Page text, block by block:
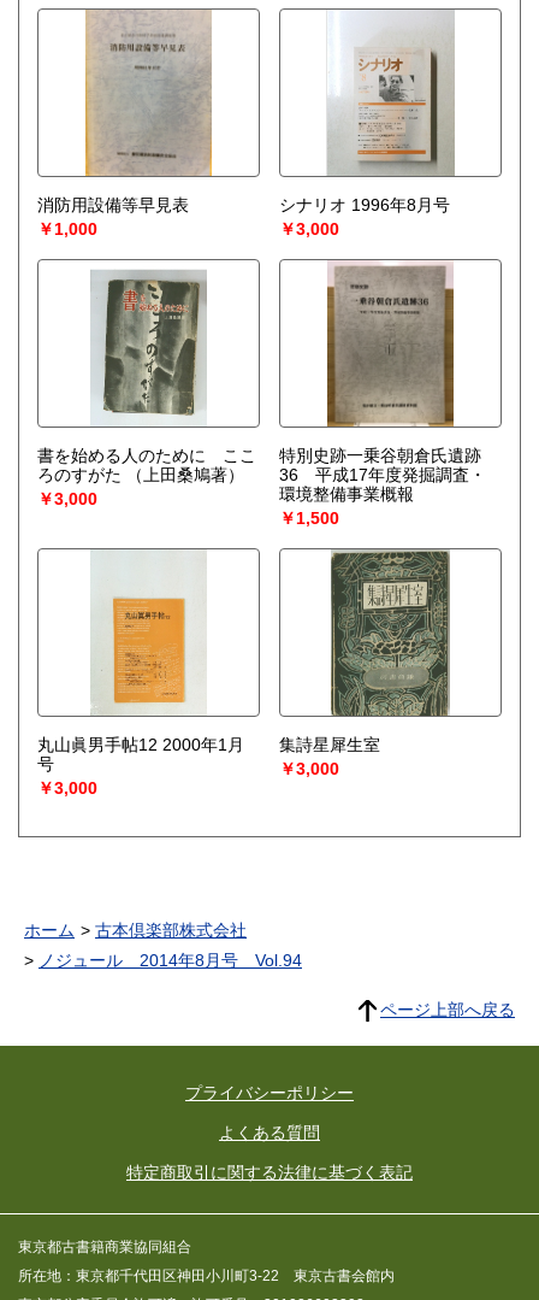
消防用設備等早見表
￥1,000
シナリオ 1996年8月号
￥3,000
書を始める人のために ここ
ろのすがた
（上田桑鳩著）
￥3,000
特別史跡一乗谷朝倉氏遺跡
36 平成17年度発掘調査・
環境整備事業概報
￥1,500
丸山眞男手帖12 2000年1月
号
￥3,000
集詩星犀生室
￥3,000
ホーム
古本倶楽部株式会社
ノジュール 2014年8月号 Vol.94
ページ上部へ戻る
プライバシーポリシー
よくある質問
特定商取引に関する法律に基づく表記
東京都古書籍商業協同組合
所在地：東京都千代田区神田小川町3-22 東京古書会館内